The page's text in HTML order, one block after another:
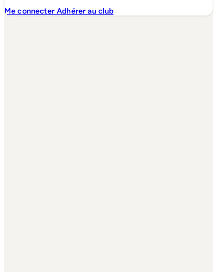
Me connecterAdhérer au club